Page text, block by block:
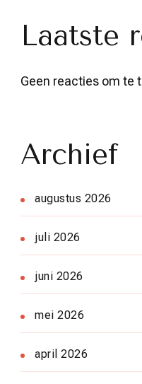
Laatste
Geen reacties om te
Archief
augustus 2026
juli 2026
juni 2026
mei 2026
april 2026